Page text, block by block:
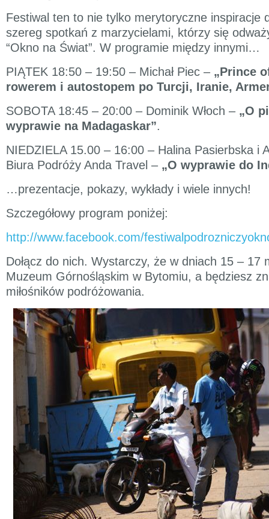
Festiwal ten to nie tylko merytoryczne inspiracje
szereg spotkań z marzycielami, którzy się
“Okno na Świat”. W programie między innymi…
PIĄTEK 18:50 – 19:50 – Michał Piec – „Prince
rowerem i autostopem po Turcji, Iranie,
SOBOTA 18:45 – 20:00 – Dominik Włoch – „O
wyprawie na Madagaskar”.
NIEDZIELA 15.00 – 16:00 – Halina Pasierbska i
Biura Podróży Anda Travel – „O wyprawie do
…prezentacje, pokazy, wykłady i wiele innych!
Szczegółowy program poniżej:
http://www.facebook.com/
Dołącz do nich. Wystarczy, że w dniach 15 – 17
Muzeum Górnośląskim w Bytomiu, a będziesz
miłośników podróżowania.